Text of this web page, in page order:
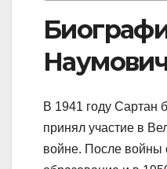
В 1941 году Сартан
принял участие в
войне. После войны